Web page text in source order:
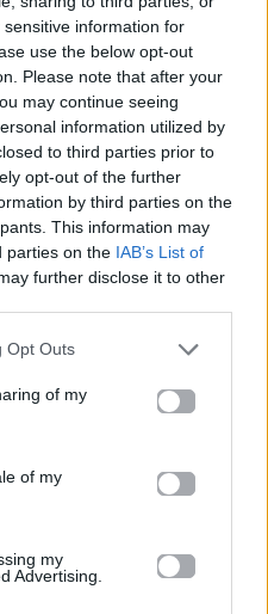
information for
use the below opt-out
Please note that after your
may continue seeing
information utilized by
to third parties prior to
opt-out of the further
by third parties on the
This information may
parties on the IAB’s List of
further disclose it to other
Opt Outs
of my
of my
my
Advertising.
μας στο
μέσω